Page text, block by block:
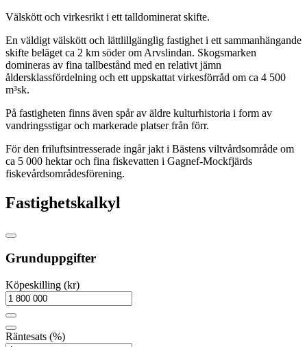
Välskött och virkesrikt i ett talldominerat skifte.
En väldigt välskött och lättlillgänglig fastighet i ett sammanhängande
skifte beläget ca 2 km söder om Arvslindan. Skogsmarken
domineras av fina tallbestånd med en relativt jämn
åldersklassfördelning och ett uppskattat virkesförråd om ca 4 500
m³sk.
På fastigheten finns även spår av äldre kulturhistoria i form av
vandringsstigar och markerade platser från förr.
För den friluftsintresserade ingår jakt i Bästens viltvårdsområde om
ca 5 000 hektar och fina fiskevatten i Gagnef-Mockfjärds
fiskevårdsområdesförening.
Fastighetskalkyl
Grunduppgifter
Köpeskilling (kr)
Räntesats (%)